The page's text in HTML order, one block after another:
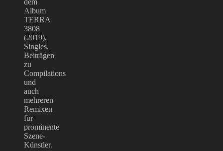
dem
Album
TERRA
3808
(2019),
Singles,
Beiträgen
zu
Compilations
und
auch
mehreren
Remixen
für
prominente
Szene-
Künstler.